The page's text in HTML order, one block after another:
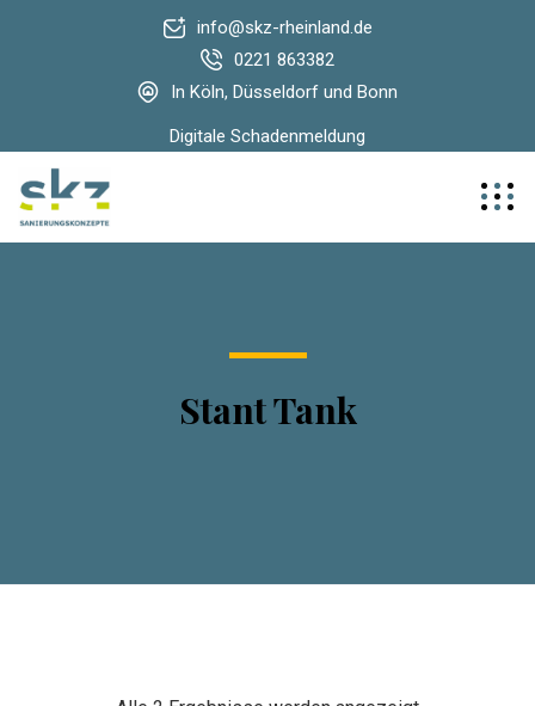
info@skz-rheinland.de
0221 863382
In Köln, Düsseldorf und Bonn
Digitale Schadenmeldung
Stant Tank